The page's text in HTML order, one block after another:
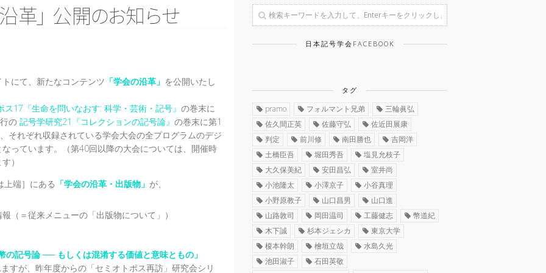
革」 公開のお知 らせ
にて、新たなコンテンツ 「学会の沿革」 を公開いたし
17『生命を問いなおす: 科学・芸術・記号』 の巻末に
の 記号学研究21『コレクションの記号論』 の巻末に第1
それぞれ収録されている学会大会の全プログラムのデジ
っています。（第40回以降の大会については、開催時
）
上端］にある 「学会の沿革・出版物」 が、
（＝従来メニューの「出版物について」）
の記号論 ── もしくは混淆する価値と意味ともの」
すが、昨年度からの「セミオトポス再訪」研究会シリ
日本記号学会FACEBOOK
タグ
pramo フォルマント兄弟
三輪眞弘
佐久間正英
佐藤守弘
佐近田展康
判定
前川修 南田勝也
吉岡洋
土橋臣吾
堀田秀吾
塩見允枝子
大久保美紀
安田昌弘
室井尚
小池隆太
小澤京子
小谷真理
小野原教子
山口昌男
山口進
山路敦司
岡田温司 工藤健志
幣道紀
木下誠
杉本ジェシカ
東京大学
榎本幹朗
檜垣立哉
水島久光
池田淑子
石田英敬